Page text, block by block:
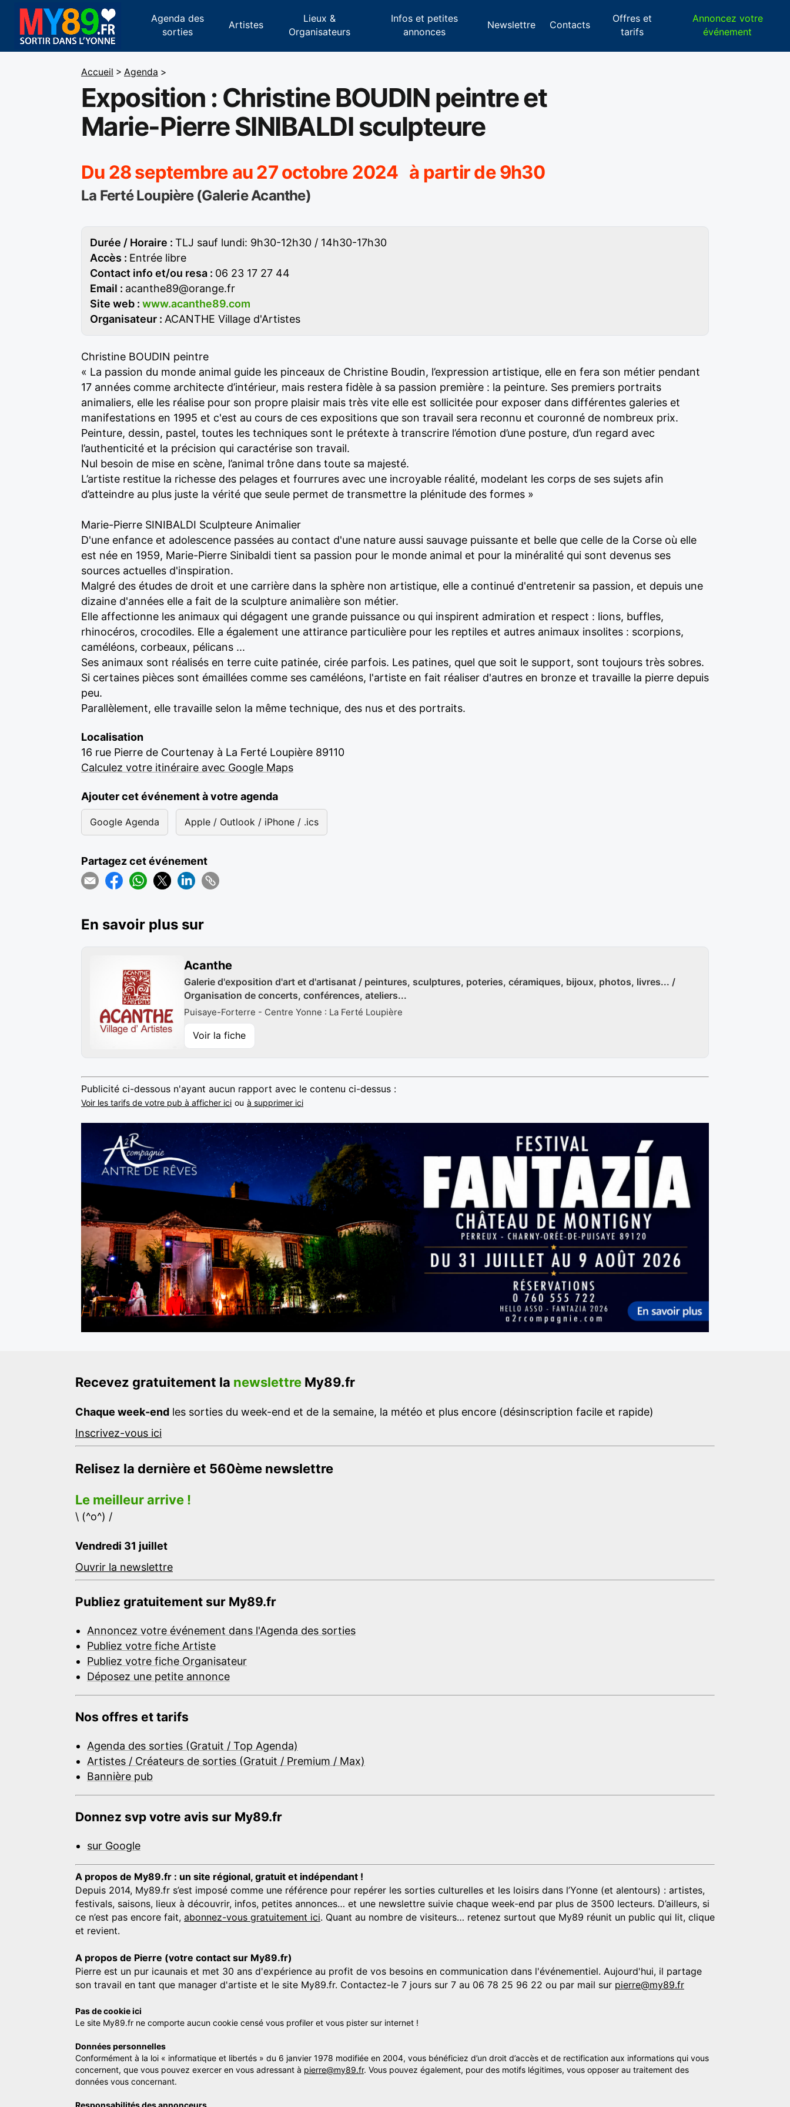
Agenda des
sorties
Artistes
Lieux &
Organisateurs
Infos et petites
annonces
Newslettre Contacts
Offres et
tarifs
Annoncez votre
événement
Accueil > Agenda >
Exposition : Christine BOUDIN peintre et
Marie-Pierre SINIBALDI sculpteure
Du 28 septembre au 27 octobre 2024 à partir de 9h30
La Ferté Loupière (Galerie Acanthe)
Durée / Horaire : TLJ sauf lundi: 9h30-12h30 / 14h30-17h30
Accès : Entrée libre
Contact info et/ou resa : 06 23 17 27 44
Email : acanthe89@orange.fr
Site web : www.acanthe89.com
Organisateur : ACANTHE Village d'Artistes
Christine BOUDIN peintre
« La passion du monde animal guide les pinceaux de Christine Boudin, l’expression artistique, elle en fera son métier pendant
17 années comme architecte d’intérieur, mais restera fidèle à sa passion première : la peinture. Ses premiers portraits
animaliers, elle les réalise pour son propre plaisir mais très vite elle est sollicitée pour exposer dans différentes galeries et
manifestations en 1995 et c'est au cours de ces expositions que son travail sera reconnu et couronné de nombreux prix.
Peinture, dessin, pastel, toutes les techniques sont le prétexte à transcrire l’émotion d’une posture, d’un regard avec
l’authenticité et la précision qui caractérise son travail.
Nul besoin de mise en scène, l’animal trône dans toute sa majesté.
L’artiste restitue la richesse des pelages et fourrures avec une incroyable réalité, modelant les corps de ses sujets afin
d’atteindre au plus juste la vérité que seule permet de transmettre la plénitude des formes »
Marie-Pierre SINIBALDI Sculpteure Animalier
D'une enfance et adolescence passées au contact d'une nature aussi sauvage puissante et belle que celle de la Corse où elle
est née en 1959, Marie-Pierre Sinibaldi tient sa passion pour le monde animal et pour la minéralité qui sont devenus ses
sources actuelles d'inspiration.
Malgré des études de droit et une carrière dans la sphère non artistique, elle a continué d'entretenir sa passion, et depuis une
dizaine d'années elle a fait de la sculpture animalière son métier.
Elle affectionne les animaux qui dégagent une grande puissance ou qui inspirent admiration et respect : lions, buffles,
rhinocéros, crocodiles. Elle a également une attirance particulière pour les reptiles et autres animaux insolites : scorpions,
caméléons, corbeaux, pélicans ...
Ses animaux sont réalisés en terre cuite patinée, cirée parfois. Les patines, quel que soit le support, sont toujours très sobres.
Si certaines pièces sont émaillées comme ses caméléons, l'artiste en fait réaliser d'autres en bronze et travaille la pierre depuis
peu.
Parallèlement, elle travaille selon la même technique, des nus et des portraits.
Localisation
16 rue Pierre de Courtenay à La Ferté Loupière 89110
Calculez votre itinéraire avec Google Maps
Ajouter cet événement à votre agenda
Google Agenda Apple / Outlook / iPhone / .ics
Partagez cet événement
En savoir plus sur
Acanthe
Galerie d'exposition d'art et d'artisanat / peintures, sculptures, poteries, céramiques, bijoux, photos, livres... /
Organisation de concerts, conférences, ateliers...
Puisaye-Forterre - Centre Yonne : La Ferté Loupière
Voir la fiche
Publicité ci-dessous n'ayant aucun rapport avec le contenu ci-dessus :
Voir les tarifs de votre pub à afficher ici ou à supprimer ici
Recevez gratuitement la newslettre My89.fr
Chaque week-end les sorties du week-end et de la semaine, la météo et plus encore (désinscription facile et rapide)
Inscrivez-vous ici
Relisez la dernière et 560ème newslettre
Le meilleur arrive !
\ (^o^) /
Vendredi 31 juillet
Ouvrir la newslettre
Publiez gratuitement sur My89.fr
Annoncez votre événement dans l'Agenda des sorties
Publiez votre fiche Artiste
Publiez votre fiche Organisateur
Déposez une petite annonce
Nos offres et tarifs
Agenda des sorties (Gratuit / Top Agenda)
Artistes / Créateurs de sorties (Gratuit / Premium / Max)
Bannière pub
Donnez svp votre avis sur My89.fr
sur Google
A propos de My89.fr : un site régional, gratuit et indépendant !
Depuis 2014, My89.fr s’est imposé comme une référence pour repérer les sorties culturelles et les loisirs dans l’Yonne (et alentours) : artistes,
festivals, saisons, lieux à découvrir, infos, petites annonces… et une newslettre suivie chaque week-end par plus de 3500 lecteurs. D’ailleurs, si
ce n’est pas encore fait, abonnez-vous gratuitement ici. Quant au nombre de visiteurs… retenez surtout que My89 réunit un public qui lit, clique
et revient.
A propos de Pierre (votre contact sur My89.fr)
Pierre est un pur icaunais et met 30 ans d'expérience au profit de vos besoins en communication dans l'événementiel. Aujourd'hui, il partage
son travail en tant que manager d'artiste et le site My89.fr. Contactez-le 7 jours sur 7 au 06 78 25 96 22 ou par mail sur pierre@my89.fr
Pas de cookie ici
Le site My89.fr ne comporte aucun cookie censé vous profiler et vous pister sur internet !
Données personnelles
Conformément à la loi « informatique et libertés » du 6 janvier 1978 modifiée en 2004, vous bénéficiez d’un droit d’accès et de rectification aux informations qui vous
concernent, que vous pouvez exercer en vous adressant à pierre@my89.fr. Vous pouvez également, pour des motifs légitimes, vous opposer au traitement des
données vous concernant.
Responsabilités des annonceurs